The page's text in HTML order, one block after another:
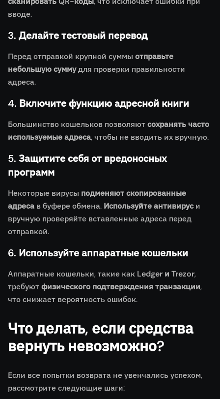
вводе.
3. Делайте тестовый перевод
Перед отправкой крупной суммы отправьте
небольшую суммудля проверки правильности
адреса.
4. Включите функцию адресной книги
Большинство кошельков позволяютсохранять часто
используемые адреса, чтобы не вводить их вручную.
5. Защитите себя от вредоносных
программ
Некоторые вирусы подменяют скопированные
адреса в буфере обмена. Используйте антивируси
вручную проверяйте вставленные адреса перед
отправкой.
6. Используйте аппаратные кошельки
Аппаратные кошельки, такие как Ledger и Trezor,
требуютфизического подтверждения транзакции,
что снижает вероятность ошибок.
Что делать, если средства
вернуть невозможно?
Если все попытки возврата не увенчались успехом,
рассмотрите следующие шаги: